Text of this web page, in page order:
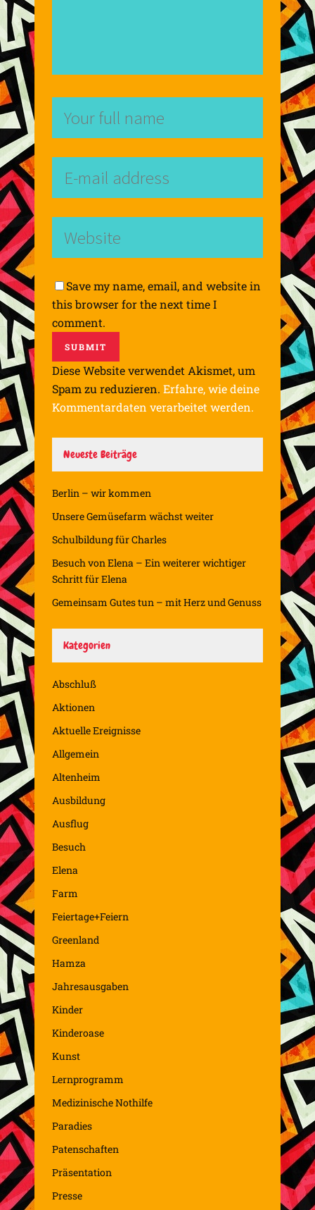
Save my name, email, and website in
this browser for the next time I
comment.
Diese Website verwendet Akismet, um
Spam zu reduzieren. Erfahre, wie deine
Kommentardaten verarbeitet werden.
Neueste Beiträge
Berlin – wir kommen
Unsere Gemüsefarm wächst weiter
Schulbildung für Charles
Besuch von Elena – Ein weiterer wichtiger
Schritt für Elena
Gemeinsam Gutes tun – mit Herz und Genuss
Kategorien
Abschluß
Aktionen
Aktuelle Ereignisse
Allgemein
Altenheim
Ausbildung
Ausflug
Besuch
Elena
Farm
Feiertage+Feiern
Greenland
Hamza
Jahresausgaben
Kinder
Kinderoase
Kunst
Lernprogramm
Medizinische Nothilfe
Paradies
Patenschaften
Präsentation
Presse